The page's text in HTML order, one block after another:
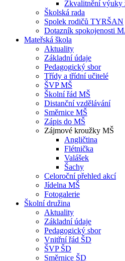
Zkvalitnění výuky
Školská rada
Spolek rodičů TYRŠAN
Dotazník spokojenosti
Mateřská škola
Aktuality
Základní údaje
Pedagogický sbor
Třídy a třídní učitelé
ŠVP MŠ
Školní řád MŠ
Distanční vzdělávání
Směrnice MŠ
Zápis do MŠ
Zájmové kroužky MŠ
Angličtina
Flétnička
Valášek
Šachy
Celoroční přehled akcí
Jídelna MŠ
Fotogalerie
Školní družina
Aktuality
Základní údaje
Pedagogický sbor
Vnitřní řád ŠD
ŠVP ŠD
Směrnice ŠD